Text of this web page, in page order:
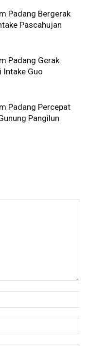
Padang Bergerak
Pascahujan
Padang Gerak
Intake Guo
Padang Percepat
Pangilun